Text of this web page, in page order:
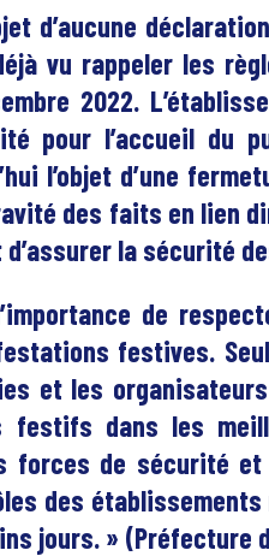
d’aucune
vu rappeler les
2022.
pour l’accueil du
l’objet d’une
des faits en lien
la sécurité
de
festives.
et les
festifs dans les
forces de sécurité
des
jours. » (Préfecture